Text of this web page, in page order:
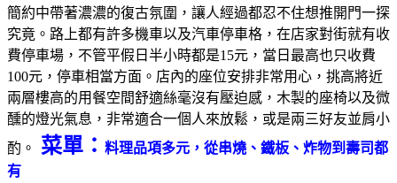
簡約中帶著濃濃的復古氛圍，讓人經過都忍不住想推開門一探
究竟。路上都有許多機車以及汽車停車格，在店家對街就有收
費停車場，不管平假日半小時都是15元，當日最高也只收費
100元，停車相當方面。店內的座位安排非常用心，挑高將近
兩層樓高的用餐空間舒適絲毫沒有壓迫感，木製的座椅以及微
醺的燈光氣息，非常適合一個人來放鬆，或是兩三好友並肩小
酌。
菜單： 料理品項多元，從串燒、鐵板、炸物到壽司都
有